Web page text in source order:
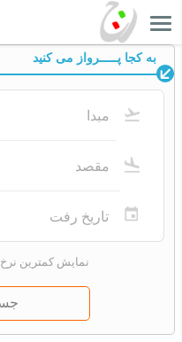
به كجا پـــــرواز می كنید
نمایش کمترین